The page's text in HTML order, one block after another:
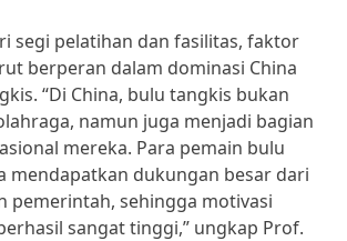
segi pelatihan dan fasilitas, faktor
berperan dalam dominasi China
“Di China, bulu tangkis bukan
namun juga menjadi bagian
mereka. Para pemain bulu
mendapatkan dukungan besar dari
pemerintah, sehingga motivasi
sangat tinggi,” ungkap Prof.